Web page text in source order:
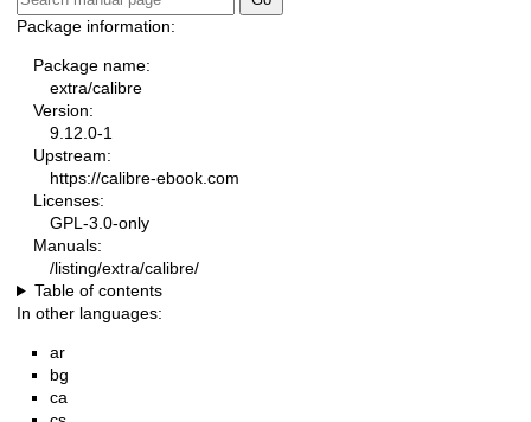
Package information:
Package name:
extra/calibre
Version:
9.12.0-1
Upstream:
https://calibre-ebook.com
Licenses:
GPL-3.0-only
Manuals:
/listing/extra/calibre/
Table of contents
In other languages:
ar
bg
ca